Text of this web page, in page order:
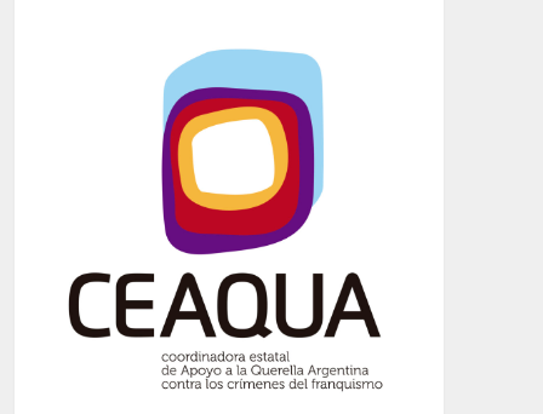
Crímenes del franquismo
(721)
(699)
(607)
neofranquismo
(567)
Justicia Universal
Derechos Humanos
(522)
Nacionalcatolicismo
(514)